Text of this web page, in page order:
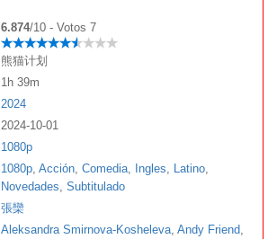
6.874/10 - Votos 7
熊猫计划
1h 39m
2024
2024-10-01
1080p
1080p Acción Comedia Ingles Latino
Novedades Subtitulado
張欒
Aleksandra Smirnova-Kosheleva Andy Friend